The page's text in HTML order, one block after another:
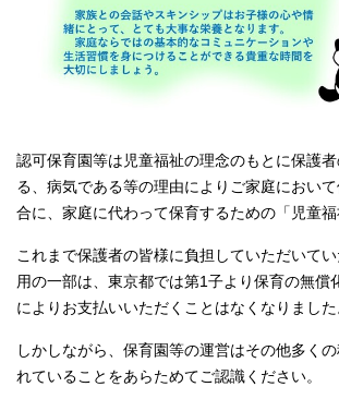
認可保育園等は児童福祉の理念のもとに保護
る、病気である等の理由によりご家庭におい
合に、家庭に代わって保育するための「児童福
これまで保護者の皆様に負担していただいて
用の一部は、東京都では第1子より保育の無償
によりお支払いいただくことはなくなりました
しかしながら、保育園等の運営はその他多く
れていることをあらためてご認識ください。